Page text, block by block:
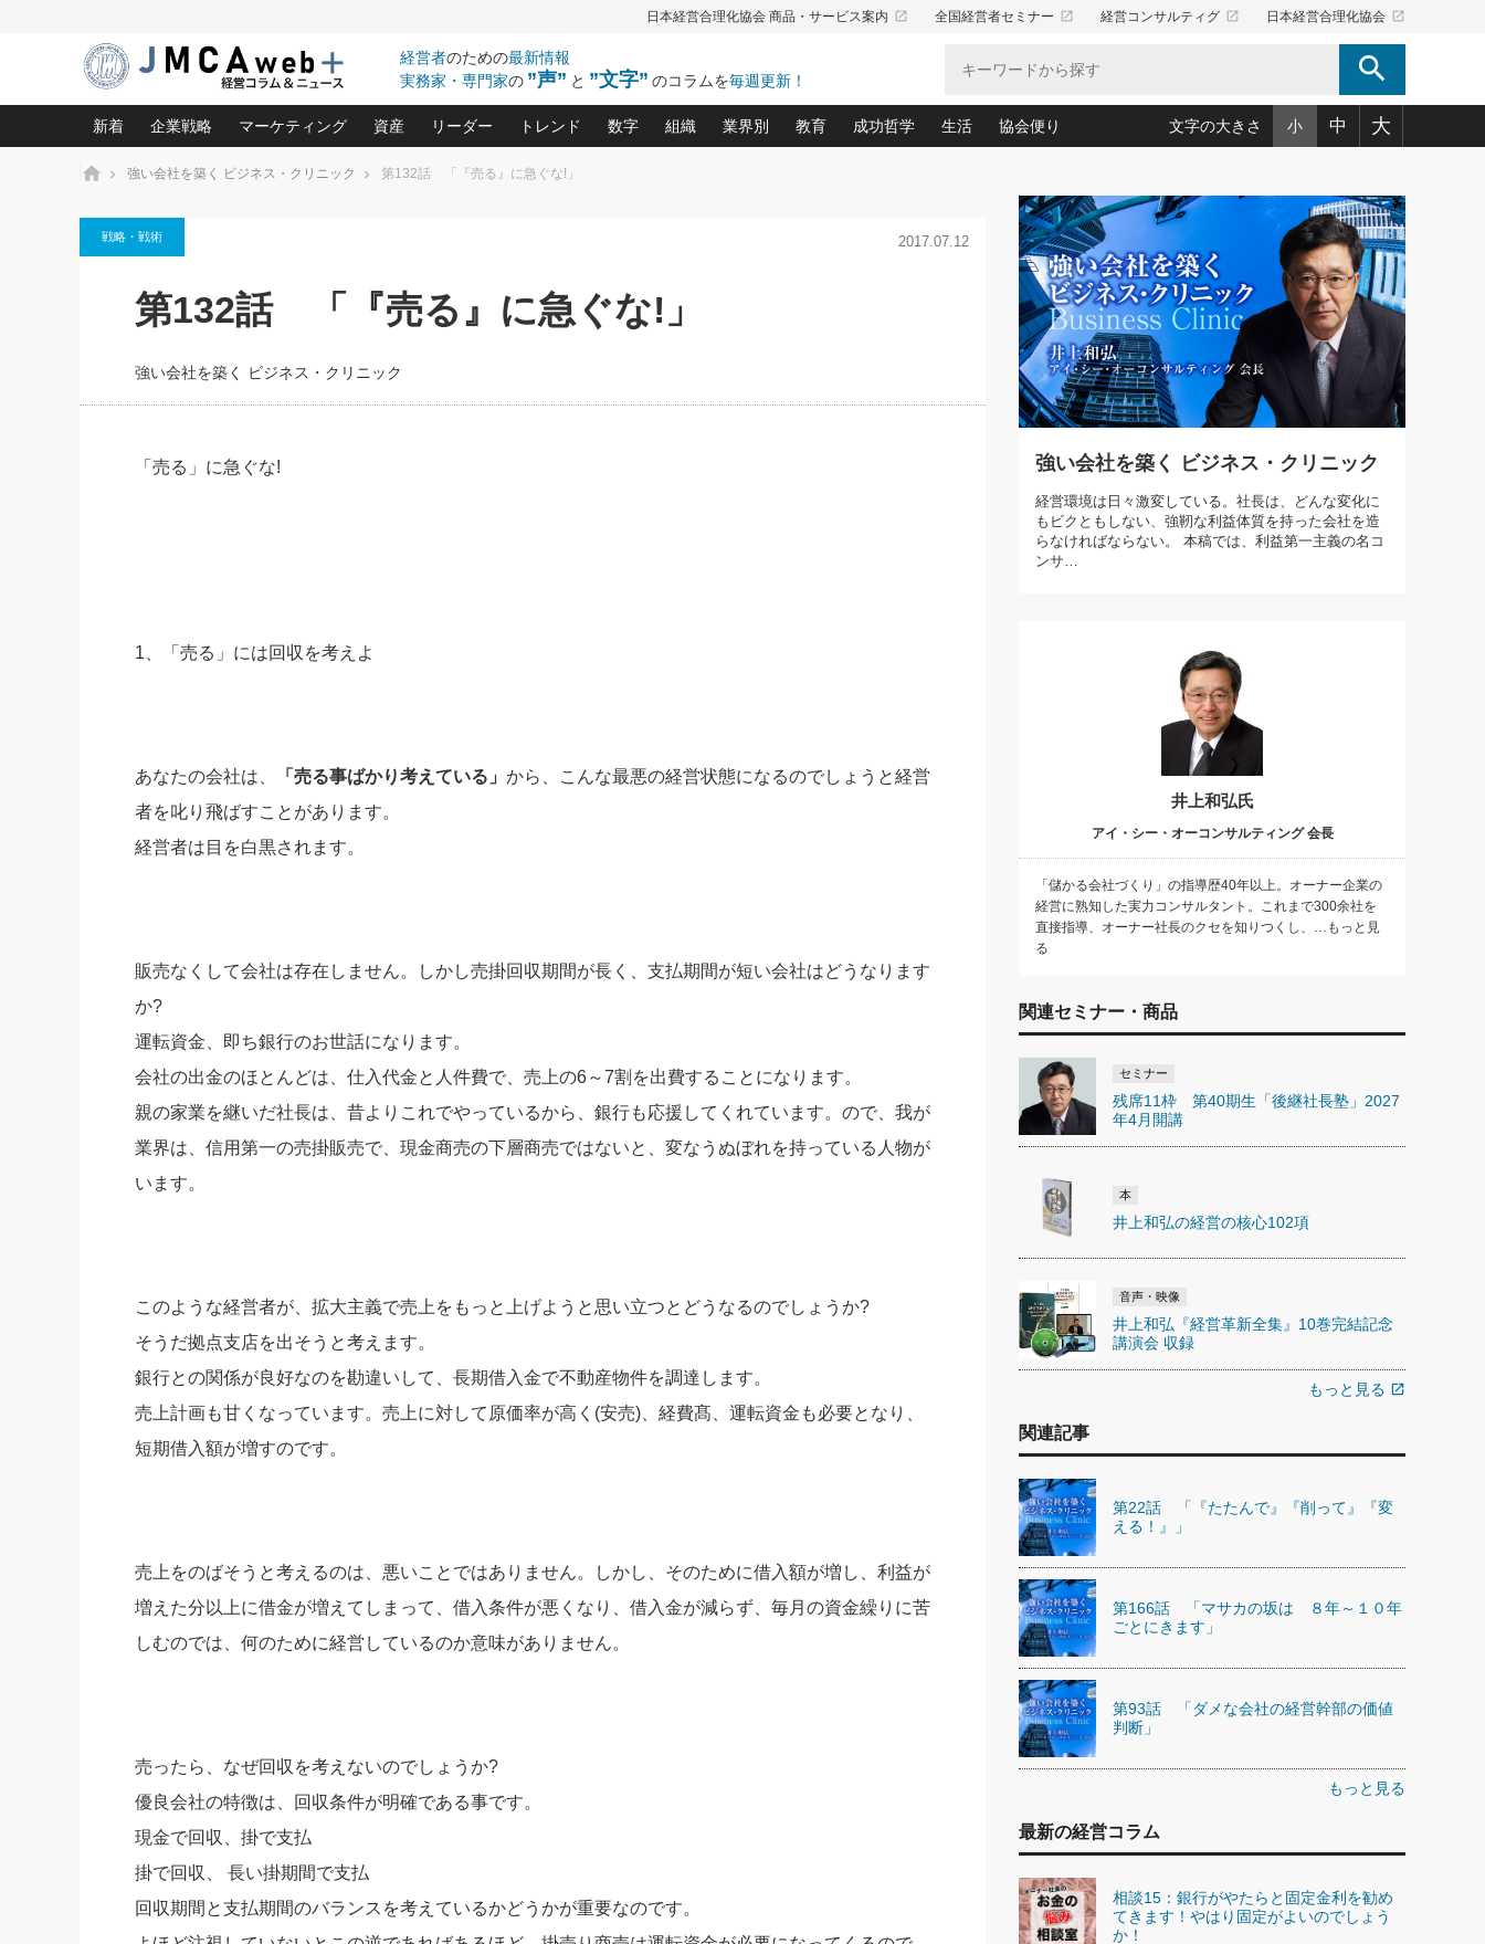
日本経営合理化協会 商品・サービス案内 launch 全国経営者セミナー launch 経営コンサルティグ launch 日本経営合理化協会 launch
経営者のための最新情報
実務家・専門家の ”声” と ”文字” のコラムを毎週更新！ search
新着
がよいのでしょうか！
2026.08.7
FOOD & LIFE COMPANIES
2026.08.5
第86回 「言葉狩り」
もっとみる
企業戦略
中小企業の「１位づくり」戦略(96)
利益を最大化する「業務改善」横田尚哉氏(5)
強い会社を築く ビジネス・クリニック(240)
日本レーザー「人を大切にしながら利益を上げる経営」の極意
武器としてのM&A入門(3)
継続経営 百話百行(85)
マーケティング
ロングセラーの玉手箱(9)
は(5)
最高の自分を表現する 成功イメージ戦略(77)
資産
中国経済の最新動向(204)
事業承継の前に、決めておきたい、知っておきたい、やってお
会社と社長のための資産管理講座(95)
リーダー
ピョートル・F・グジバチの『経営戦略の新常識』(12)
トレンド
北村森の「今月のヒット商品」(109)
数字
おカネが残る決算書にするために、やっておきたいこと(34)
会社を守り抜くための緊急対策(100)
強い決算書の会社はココが違う！(36)
組織
賃金決定の定石(68)
顧客・社員・社会から支持される「ウェルビーイング経営入
業界別
大久保一彦の“流行る”お店の仕組みづくり(210)
教育
あなただからお願いしたいと思われる 気配りの達人(127)
クレーム対応 実践マニュアル(92)
クレーム対応の新知識と新常識(57)
デキル社員に育てる！ 社員教育の決め手(203)
東川鷹年の「中小企業の人育て」(38)
成功哲学
中国哲学に学ぶ 不況は会社守成の好機(38)
令和時代の「社長の人間力の磨き方」(86)
先人の名句名言の教え 東洋思想に学ぶ経営学(132)
渡部昇一の「日本の指導者たち」(32)
経営に活かす“十八史略”(30)
生活
おのころ心平の ──社長のための「か・ら・だマネジメント」
(50)
デジタルＡＶを味方に！新・仕事術(180)
リーダー脳の鍛え方(32)
ワインを楽しむ基礎レッスン(12)
必読！社長が読むべき今月の4冊(88)
眼と耳で楽しむ読書術(162)
社長の「氣」(30)
米国スポーツ・ビジネスに学ぶ心理学(98)
高橋一喜の『これぞ！"本物の温泉"』(157)
協会便り
「愛読者通信」著者インタビュー(44)
ビジネス見聞録 経営ニュース(100)
作間信司の経営無形庵(けいえいむぎょうあん)(166)
経営セミナー情報局(1)
繁栄への着眼点 牟田太陽(76)
講話を聞いて学ぼう 実学・耳学・磨く「ミミガク」のすすめ
(7)
文字の大きさ 小 中 大
ホーム 強い会社を築く ビジネス・クリニック 第132話 「『売る』に急ぐな!」
戦略・戦術 2017.07.12
第132話 「『売る』に急ぐな!」
強い会社を築く ビジネス・クリニック
「売る」に急ぐな!
1、「売る」には回収を考えよ
あなたの会社は、 「売る事ばかり考えている」 から、こんな最悪の経営状態になるのでしょうと経営
者を叱り飛ばすことがあります。
経営者は目を白黒されます。
販売なくして会社は存在しません。しかし売掛回収期間が長く、支払期間が短い会社はどうなります
か?
運転資金、即ち銀行のお世話になります。
会社の出金のほとんどは、仕入代金と人件費で、売上の6～7割を出費することになります。
親の家業を継いだ社長は、昔よりこれでやっているから、銀行も応援してくれています。ので、我が
業界は、信用第一の売掛販売で、現金商売の下層商売ではないと、変なうぬぼれを持っている人物が
います。
このような経営者が、拡大主義で売上をもっと上げようと思い立つとどうなるのでしょうか?
そうだ拠点支店を出そうと考えます。
銀行との関係が良好なのを勘違いして、長期借入金で不動産物件を調達します。
売上計画も甘くなっています。売上に対して原価率が高く(安売)、経費髙、運転資金も必要となり、
短期借入額が増すのです。
売上をのばそうと考えるのは、悪いことではありません。しかし、そのために借入額が増し、利益が
増えた分以上に借金が増えてしまって、借入条件が悪くなり、借入金が減らず、毎月の資金繰りに苦
しむのでは、何のために経営しているのか意味がありません。
売ったら、なぜ回収を考えないのでしょうか?
優良会社の特徴は、回収条件が明確である事です。
現金で回収、掛で支払
掛で回収、 長い掛期間で支払
回収期間と支払期間のバランスを考えているかどうかが重要なのです。
強い会社を築く ビジネス・クリニック
経営環境は日々激変している。社長は、どんな変化に
もビクともしない、強靭な利益体質を持った会社を造
らなければならない。 本稿では、利益第一主義の名コ
ンサ…
井上和弘氏
アイ・シー・オーコンサルティング 会長
「儲かる会社づくり」の指導歴40年以上。オーナー企業の
経営に熟知した実力コンサルタント。これまで300余社を
直接指導、オーナー社長のクセを知りつくし、…もっと見
る
関連セミナー・商品
セミナー
残席11枠 第40期生「後継社長塾」2027
年4月開講
本
井上和弘の経営の核心102項
音声・映像
井上和弘『経営革新全集』10巻完結記念
講演会 収録
もっと見る open_in_new
関連記事
第22話 「『たたんで』『削って』『変
える！』」
第166話 「マサカの坂は ８年～１０年
ごとにきます」
第93話 「ダメな会社の経営幹部の価値
判断」
もっと見る
最新の経営コラム
相談15：銀行がやたらと固定金利を勧め
てきます！やはり固定がよいのでしょう
か！